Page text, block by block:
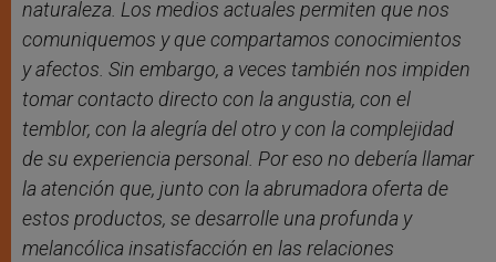
naturaleza. Los medios actuales permiten que nos
comuniquemos y que compartamos conocimientos
y afectos. Sin embargo, a veces también nos impiden
tomar contacto directo con la angustia, con el
temblor, con la alegría del otro y con la complejidad
de su experiencia personal. Por eso no debería llamar
la atención que, junto con la abrumadora oferta de
estos productos, se desarrolle una profunda y
melancólica insatisfacción en las relaciones